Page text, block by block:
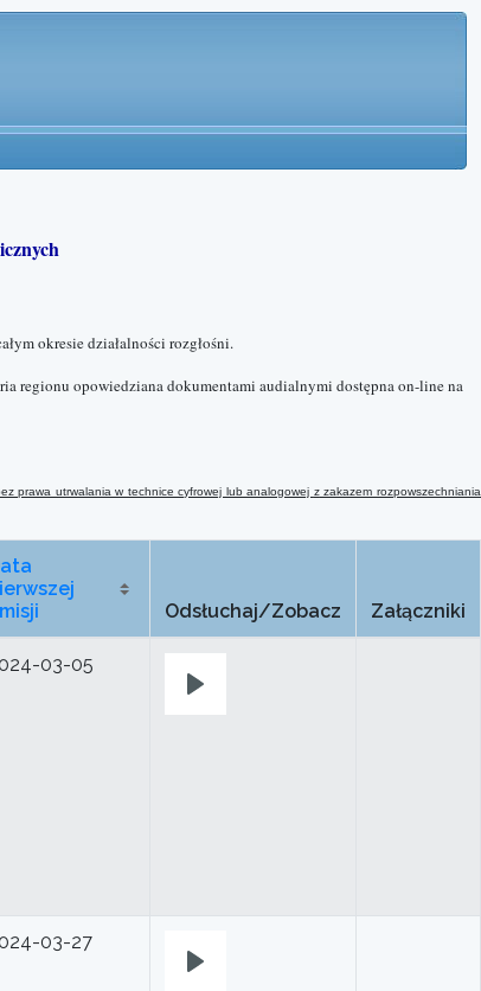
okresie działalności rozgłośni.
regionu opowiedziana dokumentami audialnymi dostępna on-line na
prawa utrwalania w technice cyfrowej lub analogowej zzakazem rozpowszechniania
Odsłuchaj/Zobacz Załączniki
03-05
03-27